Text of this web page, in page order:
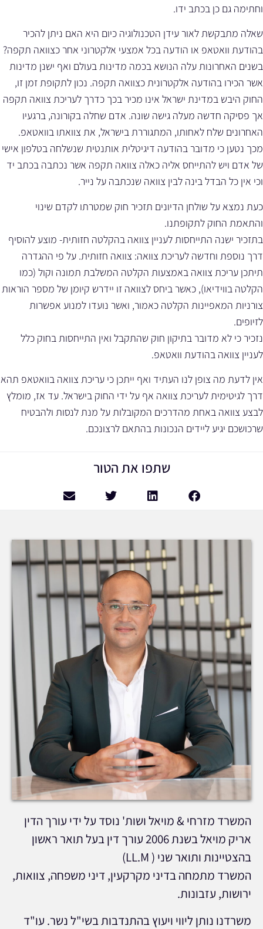
וחתימה גם כן בכתב ידו.
שאלה מתבקשת לאור עידן הטכנולוגיה כיום היא האם ניתן להכיר
בהודעת וואטאפ או הודעה בכל אמצעי אלקטרוני אחר כצוואה תקפה?
בשנים האחרונות עלה הנושא בכמה מדינות בעולם ואף ישנן מדינות
אשר הכירו בהודעה אלקטרונית כצוואה תקפה. נכון לתקופת זמן זו,
החוק היבש במדינת ישראל אינו מכיר בכך כדרך לעריכת צוואה תקפה
אך פסיקה חדשה מעלה גישה שונה. אדם שחלה בקורונה, ברגעיו
האחרונים שלח לאחותו, המתגוררת בישראל, את צוואתו בוואטאפ.
מכך נטען כי מדובר בהודעה דיגיטלית אותנטית שנשלחה בטלפון אישי
של אדם ויש להתייחס אליה כאלה צוואה תקפה אשר נכתבה בכתב יד
וכי אין כל הבדל בינה לבין צוואה שנכתבה על נייר.
כעת נמצא על שולחן הדיונים תזכיר חוק שמטרתו לקדם שינוי
והתאמת החוק לתקופתנו.
בתזכיר ישנה התייחסות לעניין צוואה בהקלטה חזותית- מוצע להוסיף
דרך נוספת וחדשה לעריכת צוואה: צוואה חזותית. על פי ההגדרה
תיתכן עריכת צוואה באמצעות הקלטה המשלבת תמונה וקול (כמו
הקלטה בווידיאו), כאשר ביחס לצוואה זו יידרש קיומן של מספר הוראות
צורניות המאפיינות הקלטה כאמור, ואשר נועדו למנוע אפשרות
לזיופים.
נזכיר כי לא מדובר בתיקון חוק שהתקבל ואין התייחסות בחוק כלל
לעניין צוואה בהודעת וואטאפ.
אין לדעת מה צופן לנו העתיד ואף ייתכן כי עריכת צוואה בוואטאפ תהא
דרך לגיטימית לעריכת צוואה אף על ידי החוק בישראל. עד אז, מומלץ
לבצע צוואה באחת מהדרכים המקובלות על מנת לנסות ולהבטיח
שרכושכם יגיע ליידים הנכונות בהתאם לרצונכם.
שתפו את הטור
המשרד מזרחי & מויאל ושות' נוסד על ידי עורך הדין
אריק מויאל בשנת 2006 עורך דין בעל תואר ראשון
בהצטיינות ותואר שני ( LL.M)
המשרד מתמחה בדיני מקרקעין, דיני משפחה, צוואות,
ירושות, עזבונות.
משרדנו נותן ליווי ויעוץ בהתנדבות בשי"ל נשר. עו"ד